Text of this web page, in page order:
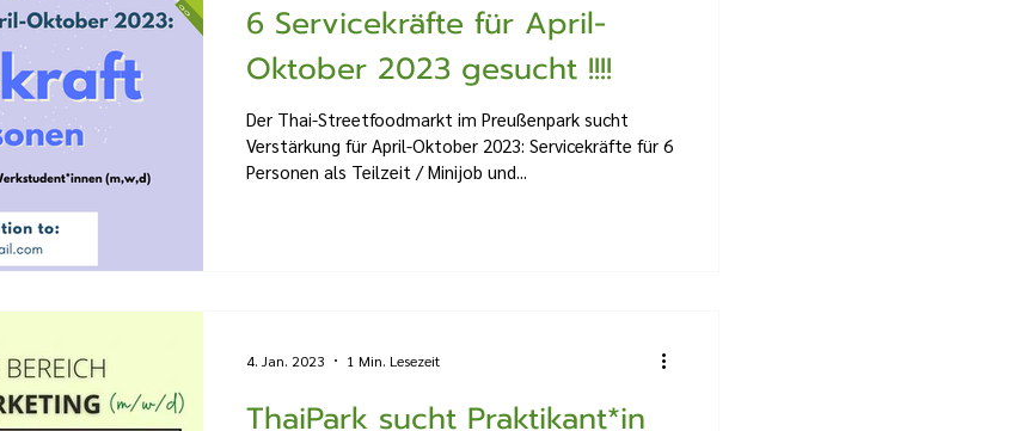
6 Servicekräfte für April-
Oktober 2023 gesucht !!!!
Der Thai-Streetfoodmarkt im Preußenpark sucht
Verstärkung für April-Oktober 2023: Servicekräfte für 6
Personen als Teilzeit / Minijob und...
ThaiPark sucht Praktikant*in
4. Jan. 2023 1 Min. Lesezeit